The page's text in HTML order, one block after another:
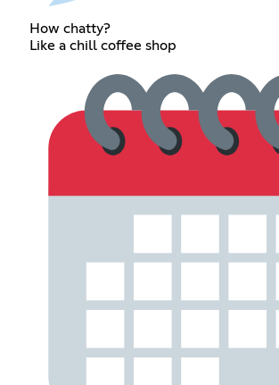
How chatty?
Like a chill coffee shop